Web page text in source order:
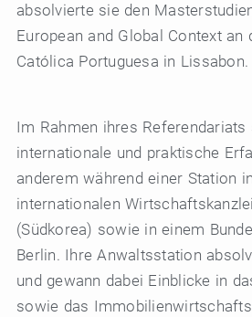
absolvierte sie den
European and Global Context an
Católica Portuguesa in Lissabon.
Im Rahmen ihres
internationale und praktische
anderem während einer Station
internationalen
(Südkorea) sowie in einem
Berlin. Ihre Anwaltsstation
und gewann dabei Einblicke in
sowie das